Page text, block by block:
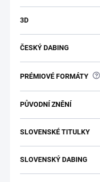
3D
ČESKÝ DABING
PRÉMIOVÉ FORMÁTY ?
PŮVODNÍ ZNĚNÍ
SLOVENSKÉ TITULKY
SLOVENSKÝ DABING